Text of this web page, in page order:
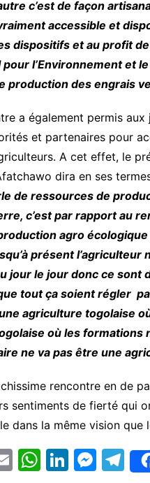
c’est de façon
accessible et
dispositifs et au profit de
l’Environnement et
production des engrais
a également permis
et partenaires pour
A cet effet, le
dira en ses
de ressources de
c’est par rapport au
agro
présent l’agriculteur
jour le jour donc ce sont
tout ça soient régler
agriculture togolaise
où les formations
ne va pas être une
rencontre en de
sentiments de fierté qui
dans la même vision que
E
W Li M T